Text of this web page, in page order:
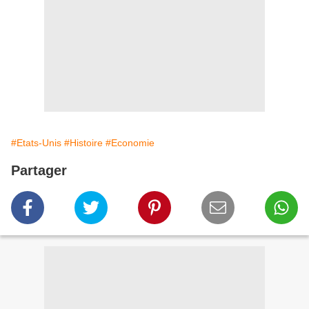
#Etats-Unis #Histoire #Economie
Partager